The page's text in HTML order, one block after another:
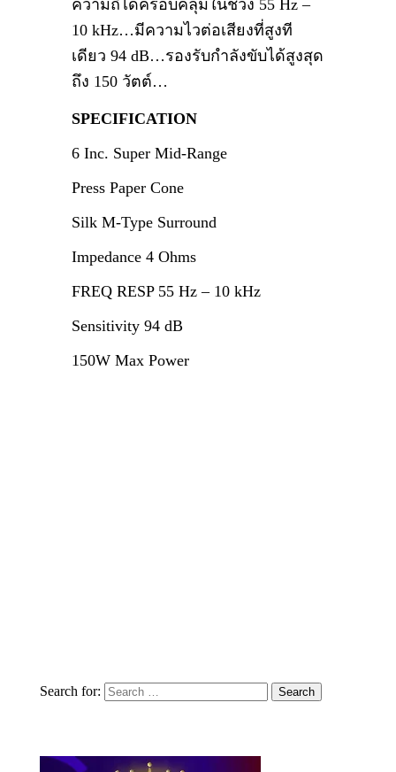
ความถี่ได้ครอบคลุมในช่วง 55 Hz –
10 kHz…มีความไวต่อเสียงที่สูงที
เดียว 94 dB…รองรับกำลังขับได้สูงสุด
ถึง 150 วัตต์…
SPECIFICATION
6 Inc. Super Mid-Range
Press Paper Cone
Silk M-Type Surround
Impedance 4 Ohms
FREQ RESP 55 Hz – 10 kHz
Sensitivity 94 dB
150W Max Power
Search for: